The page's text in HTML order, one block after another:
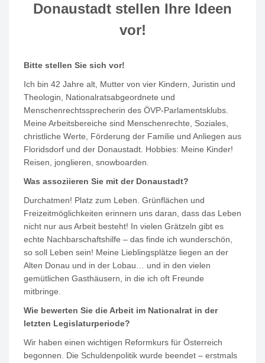
Donaustadt stellen Ihre Ideen
vor!
Bitte stellen Sie sich vor!
Ich bin 42 Jahre alt, Mutter von vier Kindern, Juristin und
Theologin, Nationalratsabgeordnete und
Menschenrechtssprecherin des ÖVP-Parlamentsklubs.
Meine Arbeitsbereiche sind Menschenrechte, Soziales,
christliche Werte, Förderung der Familie und Anliegen aus
Floridsdorf und der Donaustadt. Hobbies: Meine Kinder!
Reisen, jonglieren, snowboarden.
Was assoziieren Sie mit der Donaustadt?
Durchatmen! Platz zum Leben. Grünflächen und
Freizeitmöglichkeiten erinnern uns daran, dass das Leben
nicht nur aus Arbeit besteht! In vielen Grätzeln gibt es
echte Nachbarschaftshilfe – das finde ich wunderschön,
so soll Leben sein! Meine Lieblingsplätze liegen an der
Alten Donau und in der Lobau… und in den vielen
gemütlichen Gasthäusern, in die ich oft Freunde
mitbringe.
Wie bewerten Sie die Arbeit im Nationalrat in der
letzten Legislaturperiode?
Wir haben einen wichtigen Reformkurs für Österreich
begonnen. Die Schuldenpolitik wurde beendet – erstmals